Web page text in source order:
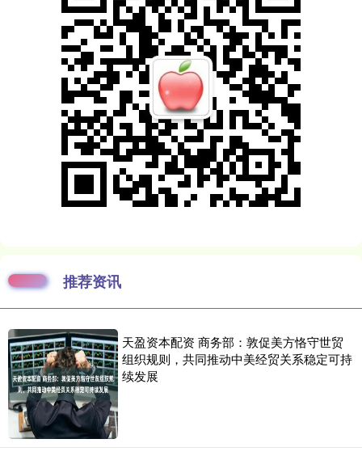
推荐资讯
天盈资本配资 商务部：敦促美方恪守世贸
组织规则，共同推动中美经贸关系稳定可持
续发展